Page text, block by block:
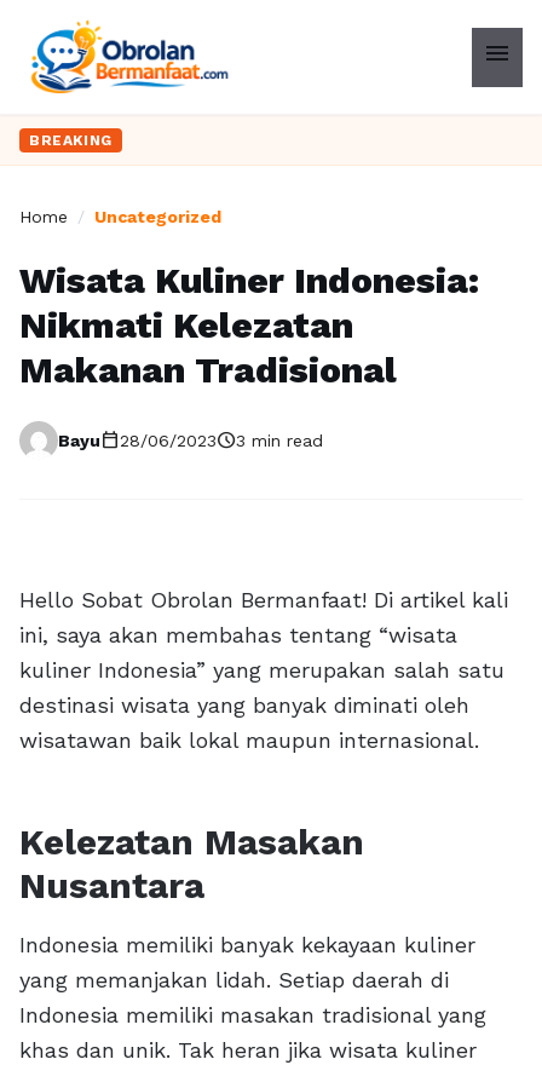
menu
BREAKING
Home / Uncategorized
Wisata Kuliner Indonesia:
Nikmati Kelezatan
Makanan Tradisional
Bayucalendar_today28/06/2023schedule3 min read
Hello Sobat Obrolan Bermanfaat! Di artikel kali
ini, saya akan membahas tentang “wisata
kuliner Indonesia” yang merupakan salah satu
destinasi wisata yang banyak diminati oleh
wisatawan baik lokal maupun internasional.
Kelezatan Masakan
Nusantara
Indonesia memiliki banyak kekayaan kuliner
yang memanjakan lidah. Setiap daerah di
Indonesia memiliki masakan tradisional yang
khas dan unik. Tak heran jika wisata kuliner